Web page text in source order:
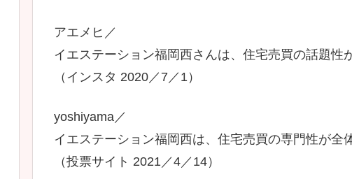
アエメヒ／
イエステーション福岡西さんは、住宅売買の話題性
（インスタ 2020／7／1）
yoshiyama／
イエステーション福岡西は、住宅売買の専門性が
（投票サイト 2021／4／14）